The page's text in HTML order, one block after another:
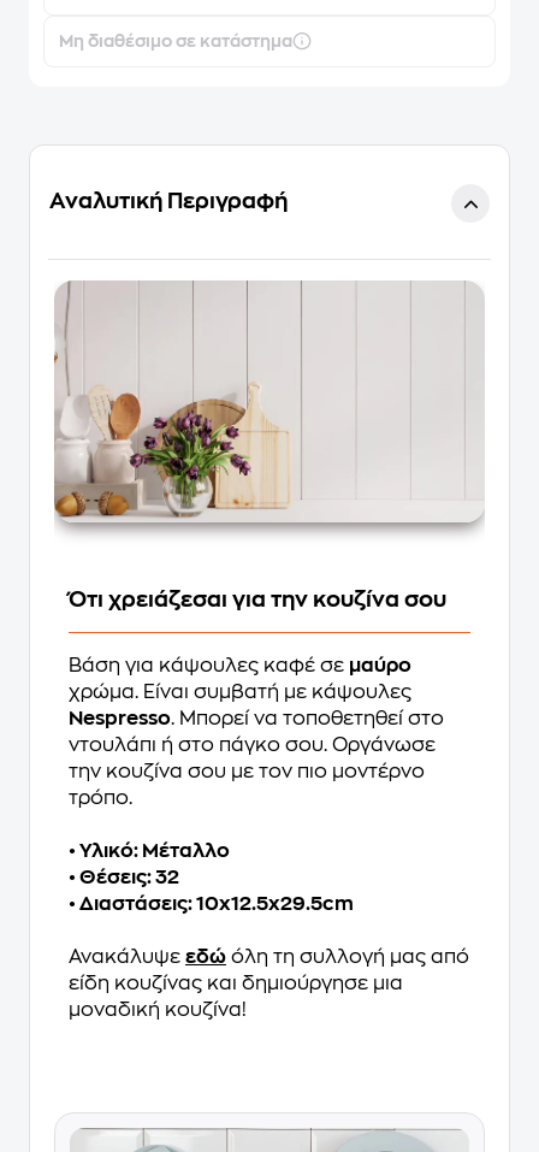
Μη διαθέσιμο σε κατάστημα
Αναλυτική Περιγραφή
Ότι χρειάζεσαι για την κουζίνα σου
Βάση για κάψουλες καφέ σε μαύρο
χρώμα. Είναι συμβατή με κάψουλες
Nespresso. Μπορεί να τοποθετηθεί στο
ντουλάπι ή στο πάγκο σου. Οργάνωσε
την κουζίνα σου με τον πιο μοντέρνο
τρόπο.
• Υλικό: Μέταλλο
• Θέσεις: 32
• Διαστάσεις: 10x12.5x29.5cm
Ανακάλυψε εδώ όλη τη συλλογή μας από
είδη κουζίνας και δημιούργησε μια
μοναδική κουζίνα!